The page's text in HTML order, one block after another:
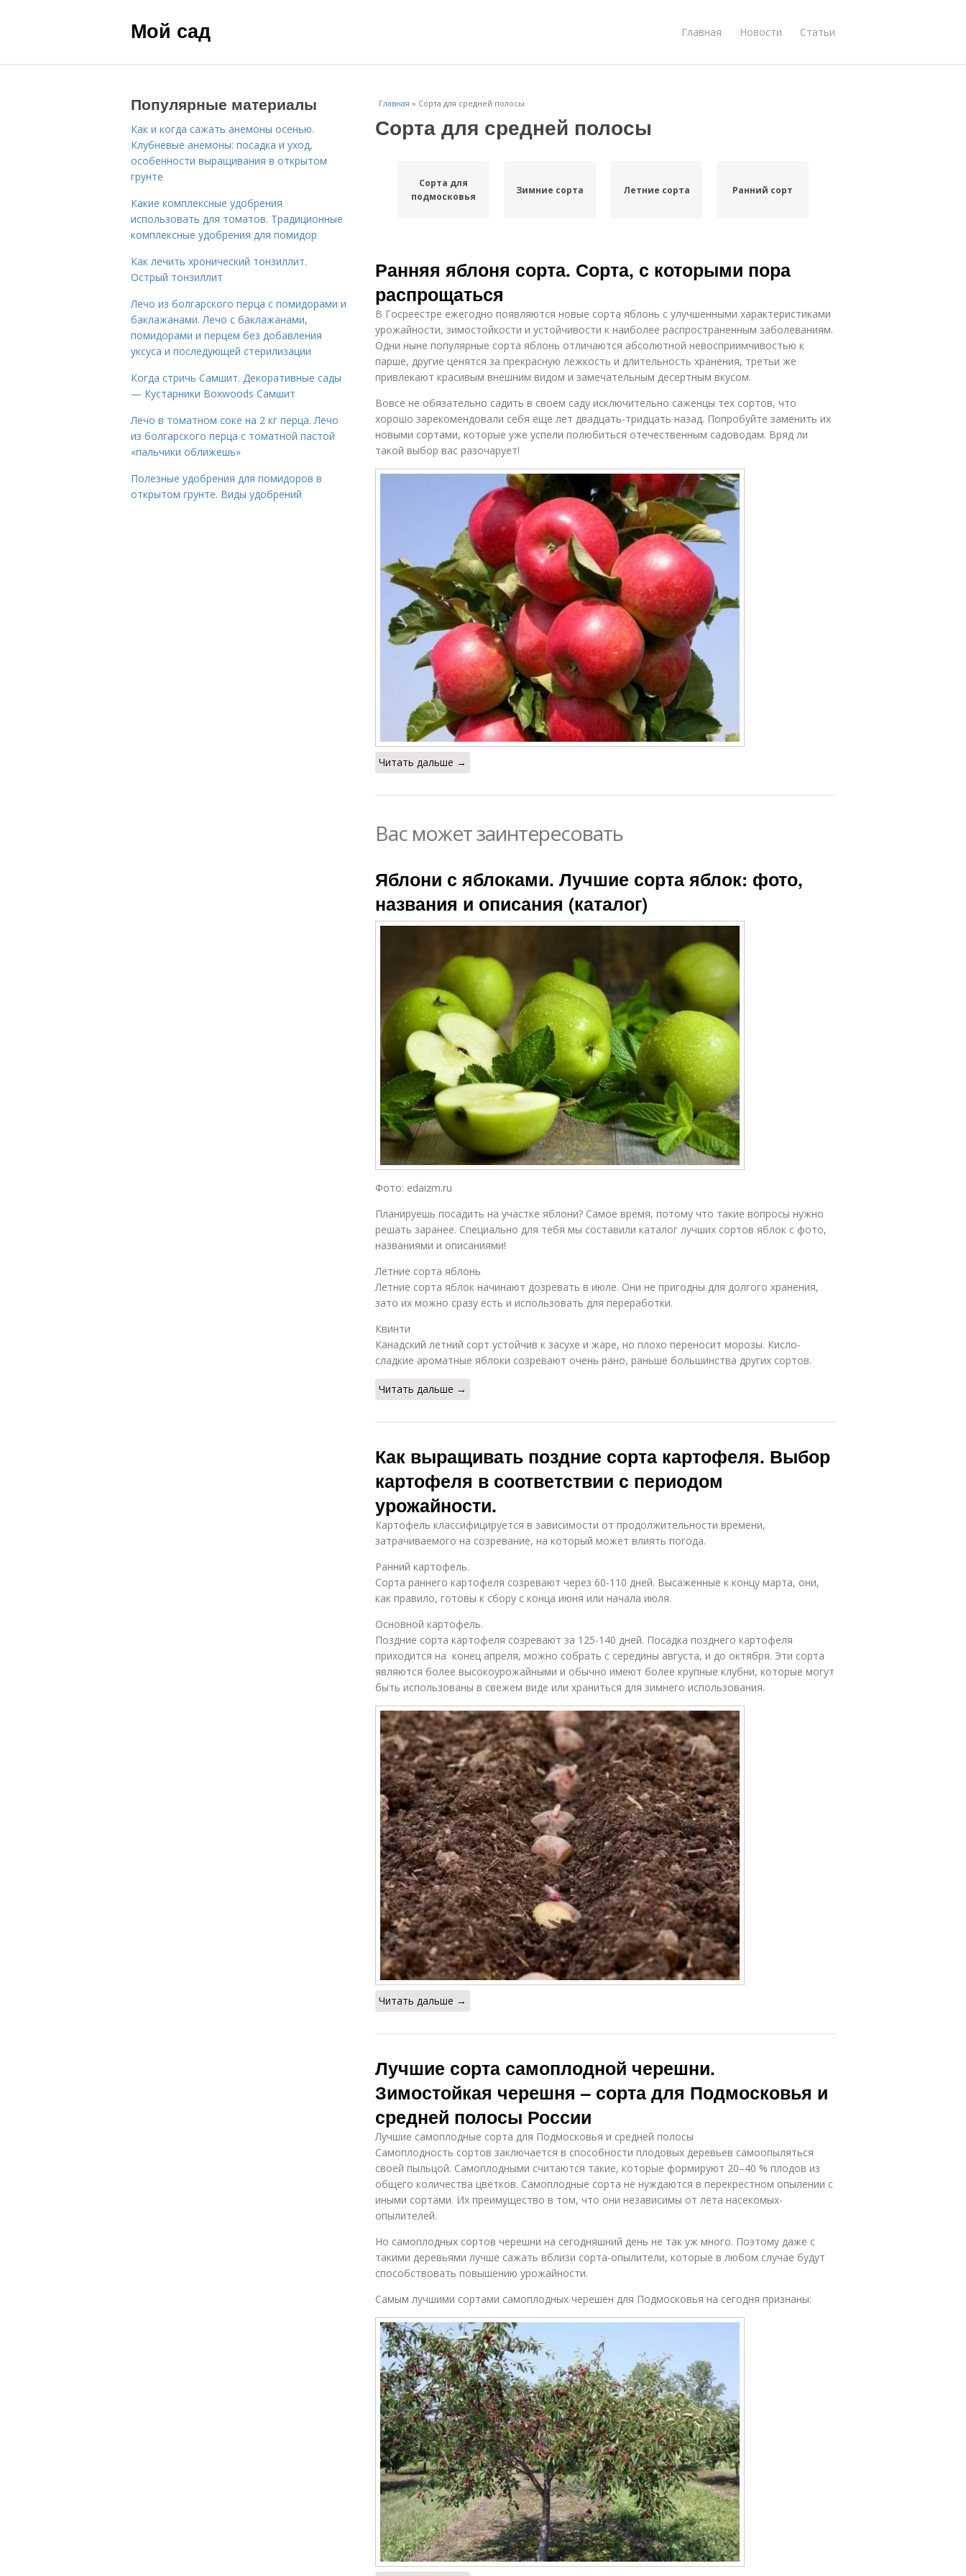
Мой сад Главная Новости Статьи
Главная » Сорта для средней полосы
Сорта для средней полосы
Сорта для
подмосковья
Зимние сорта Летние сорта Ранний сорт
Ранняя яблоня сорта. Сорта, с которыми пора
распрощаться
В Госреестре ежегодно появляются новые сорта яблонь с улучшенными характеристиками
урожайности, зимостойкости и устойчивости к наиболее распространенным заболеваниям.
Одни ныне популярные сорта яблонь отличаются абсолютной невосприимчивостью к
парше, другие ценятся за прекрасную лежкость и длительность хранения, третьи же
привлекают красивым внешним видом и замечательным десертным вкусом.
Вовсе не обязательно садить в своем саду исключительно саженцы тех сортов, что
хорошо зарекомендовали себя еще лет двадцать-тридцать назад. Попробуйте заменить их
новыми сортами, которые уже успели полюбиться отечественным садоводам. Вряд ли
такой выбор вас разочарует!
Читать дальше →
Вас может заинтересовать
Яблони с яблоками. Лучшие сорта яблок: фото,
названия и описания (каталог)
Фото: edaizm.ru
Планируешь посадить на участке яблони? Самое время, потому что такие вопросы нужно
решать заранее. Специально для тебя мы составили каталог лучших сортов яблок с фото,
названиями и описаниями!
Летние сорта яблонь
Летние сорта яблок начинают дозревать в июле. Они не пригодны для долгого хранения,
зато их можно сразу есть и использовать для переработки.
Квинти
Канадский летний сорт устойчив к засухе и жаре, но плохо переносит морозы. Кисло-
сладкие ароматные яблоки созревают очень рано, раньше большинства других сортов.
Читать дальше →
Как выращивать поздние сорта картофеля. Выбор
картофеля в соответствии с периодом
урожайности.
Картофель классифицируется в зависимости от продолжительности времени,
затрачиваемого на созревание, на который может влиять погода.
Ранний картофель.
Сорта раннего картофеля созревают через 60-110 дней. Высаженные к концу марта, они,
как правило, готовы к сбору с конца июня или начала июля.
Основной картофель.
Поздние сорта картофеля созревают за 125-140 дней. Посадка позднего картофеля
приходится на конец апреля, можно собрать с середины августа, и до октября. Эти сорта
являются более высокоурожайными и обычно имеют более крупные клубни, которые могут
быть использованы в свежем виде или храниться для зимнего использования.
Читать дальше →
Лучшие сорта самоплодной черешни.
Зимостойкая черешня – сорта для Подмосковья и
средней полосы России
Лучшие самоплодные сорта для Подмосковья и средней полосы
Самоплодность сортов заключается в способности плодовых деревьев самоопыляться
своей пыльцой. Самоплодными считаются такие, которые формируют 20–40 % плодов из
общего количества цветков. Самоплодные сорта не нуждаются в перекрестном опылении с
иными сортами. Их преимущество в том, что они независимы от лёта насекомых-
опылителей.
Но самоплодных сортов черешни на сегодняшний день не так уж много. Поэтому даже с
такими деревьями лучше сажать вблизи сорта-опылители, которые в любом случае будут
способствовать повышению урожайности.
Самым лучшими сортами самоплодных черешен для Подмосковья на сегодня признаны:
Популярные материалы
Как и когда сажать анемоны осенью.
Клубневые анемоны: посадка и уход,
особенности выращивания в открытом
грунте
Какие комплексные удобрения
использовать для томатов. Традиционные
комплексные удобрения для помидор
Как лечить хронический тонзиллит.
Острый тонзиллит
Лечо из болгарского перца с помидорами и
баклажанами. Лечо с баклажанами,
помидорами и перцем без добавления
уксуса и последующей стерилизации
Когда стричь Самшит. Декоративные сады
— Кустарники Boxwoods Самшит
Лечо в томатном соке на 2 кг перца. Лечо
из болгарского перца с томатной пастой
«пальчики оближешь»
Полезные удобрения для помидоров в
открытом грунте. Виды удобрений